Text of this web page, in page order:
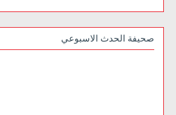
صحيفة الحدث الاسبوعي